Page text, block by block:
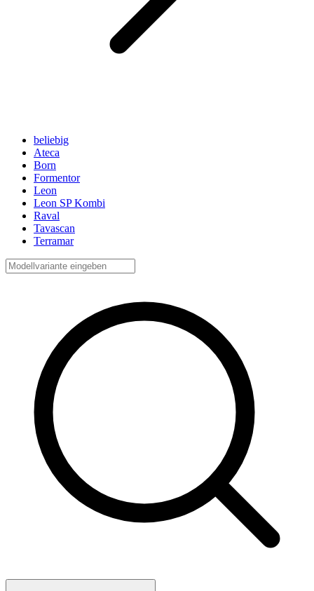
beliebig
Ateca
Born
Formentor
Leon
Leon SP Kombi
Raval
Tavascan
Terramar